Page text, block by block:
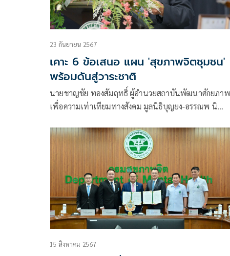
23 กันยายน 2567
เคาะ 6 ข้อเสนอ แผน 'สุขภาพจิตชุมชน'
พร้อมดันสู่วาระชาติ
นายชาญชัย ทองสัมฤทธิ์ ผู้อำนวยสถาบันพัฒนาศักยภาพ
เพื่อความเท่าเทียมทางสังคม มูลนิธิบุญยง-อรรณพ นิ
ความร่วมมือ
15 สิงหาคม 2567